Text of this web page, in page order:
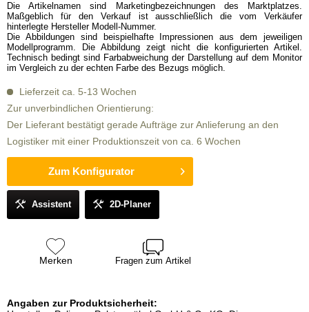
Die Artikelnamen sind Marketingbezeichnungen des Marktplatzes.
Maßgeblich für den Verkauf ist ausschließlich die vom Verkäufer
hinterlegte Hersteller Modell-Nummer.
Die Abbildungen sind beispielhafte Impressionen aus dem jeweiligen
Modellprogramm. Die Abbildung zeigt nicht die konfigurierten Artikel.
Technisch bedingt sind Farbabweichung der Darstellung auf dem Monitor
im Vergleich zu der echten Farbe des Bezugs möglich.
Lieferzeit ca. 5-13 Wochen
Zur unverbindlichen Orientierung:
Der Lieferant bestätigt gerade Aufträge zur Anlieferung an den
Logistiker mit einer Produktionszeit von ca. 6 Wochen
Zum Konfigurator
Assistent 2D-Planer
Merken Fragen zum Artikel
Angaben zur Produktsicherheit: